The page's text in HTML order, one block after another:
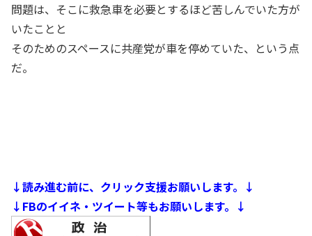
問題は、そこに救急車を必要とするほど苦しんでいた方が
いたことと
そのためのスペースに共産党が車を停めていた、という点
だ。
↓読み進む前に、クリック支援お願いします。↓
↓FBのイイネ・ツイート等もお願いします。↓